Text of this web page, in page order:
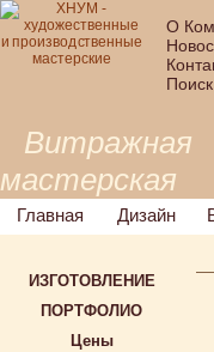
О
Витражная
мастерская
Главная Дизайн
ИЗГОТОВЛЕНИЕ
ПОРТФОЛИО
Цены